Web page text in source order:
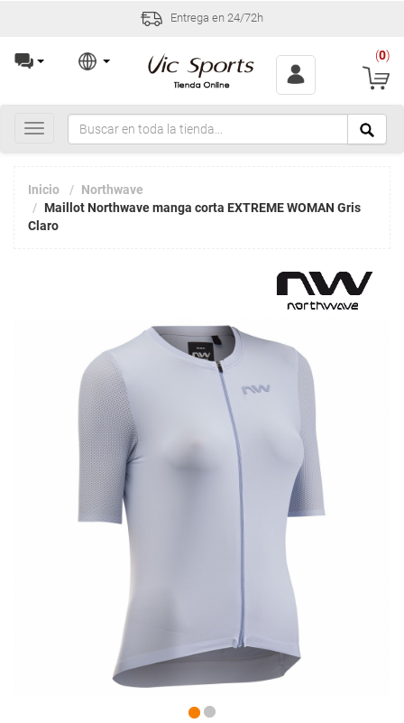
Entrega en 24/72h
(0)
Toggle
navigation
Inicio
Northwave
Maillot Northwave manga corta EXTREME WOMAN Gris
Claro